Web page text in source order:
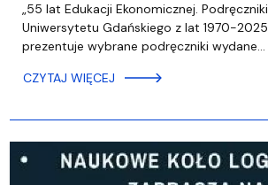
„55 lat Edukacji Ekonomicznej.
Uniwersytetu Gdańskiego z lat 1970-
prezentuje wybrane podręczniki wydane…
CZYTAJ WIĘCEJ